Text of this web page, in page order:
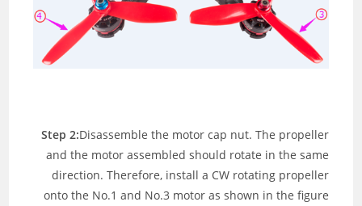
Step 2:Disassemble the motor cap nut. The propeller
and the motor assembled should rotate in the same
direction. Therefore, install a CW rotating propeller
onto the No.1 and No.3 motor as shown in the figure